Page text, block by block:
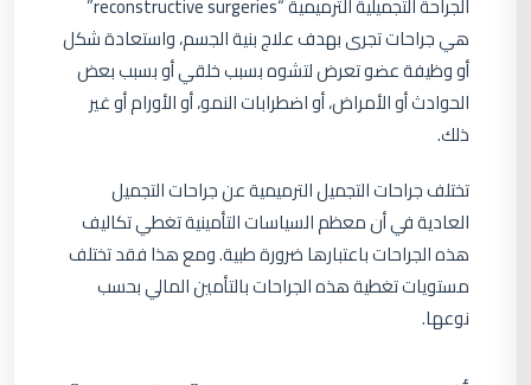
هي جراحات تجرى بهدف علاج بنية الجسم، واستعادة شكل
أو وظيفة عضو تعرض لتشوه بسبب خلقي أو بسبب بعض
الحوادث أو الأمراض، أو اضطرابات النمو، أو الأورام أو غير
ذلك.
تختلف جراحات التجميل الترميمية عن جراحات التجميل
العادية في أن معظم السياسات التأمينية تغطي تكاليف
هذه الجراحات باعتبارها ضرورة طبية. ومع هذا فقد تختلف
مستويات تغطية هذه الجراحات بالتأمين المالي بحسب
نوعها.